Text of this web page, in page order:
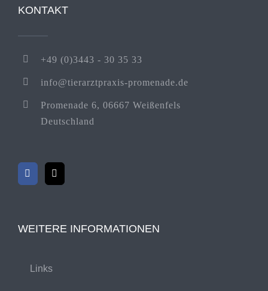
KONTAKT
+49 (0)3443 - 30 35 33
info@tierarztpraxis-promenade.de
Promenade 6, 06667 Weißenfels
Deutschland
WEITERE INFORMATIONEN
Links